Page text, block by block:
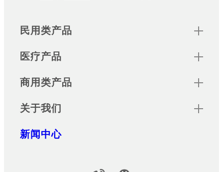
Sitemap
民用类产品
医疗产品
商用类产品
关于我们
新闻中心